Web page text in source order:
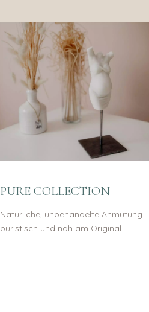
PURE COLLECTION
Natürliche, unbehandelte Anmutung –
puristisch und nah am Original.